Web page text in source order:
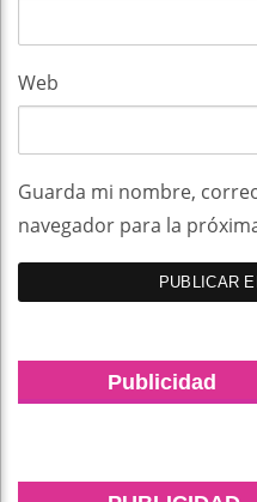
Web
Guarda mi nombre,
navegador para la
Publicidad